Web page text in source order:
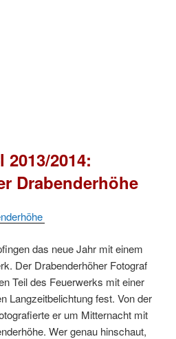
2014:
Drabenderhöhe
das neue Jahr mit einem
Der Drabenderhöher Fotograf
Teil des Feuerwerks mit einer
Langzeitbelichtung fest. Von der
er um Mitternacht mit
Wer genau hinschaut,